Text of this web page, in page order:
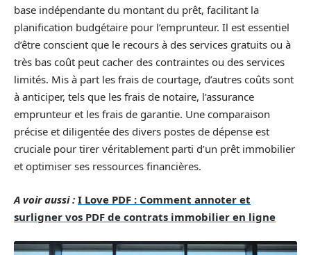
base indépendante du montant du prêt, facilitant la
planification budgétaire pour l’emprunteur. Il est essentiel
d’être conscient que le recours à des services gratuits ou à
très bas coût peut cacher des contraintes ou des services
limités. Mis à part les frais de courtage, d’autres coûts sont
à anticiper, tels que les frais de notaire, l’assurance
emprunteur et les frais de garantie. Une comparaison
précise et diligentée des divers postes de dépense est
cruciale pour tirer véritablement parti d’un prêt immobilier
et optimiser ses ressources financières.
A voir aussi : I Love PDF : Comment annoter et
surligner vos PDF de contrats immobilier en ligne